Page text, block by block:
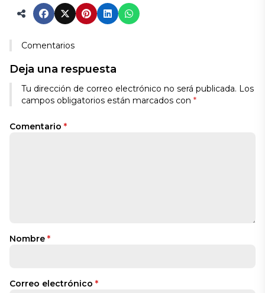
Comentarios
Deja una respuesta
Tu dirección de correo electrónico no será publicada. Los
campos obligatorios están marcados con *
Comentario *
Nombre *
Correo electrónico *